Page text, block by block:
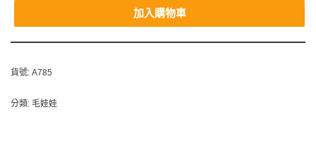
加入購物車
貨號: A785
分類: 毛娃娃